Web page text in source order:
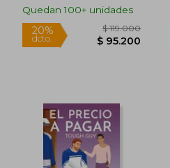
Quedan 100+ unidades